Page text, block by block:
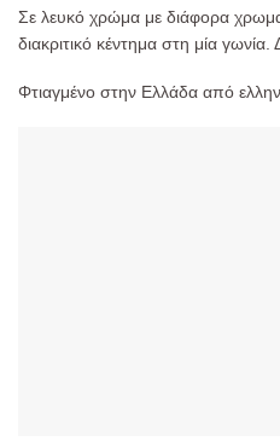
Σε λευκό χρώμα με διάφορα
διακριτικό κέντημα στη μία
Φτιαγμένο στην Ελλάδα από